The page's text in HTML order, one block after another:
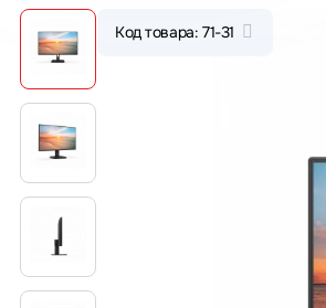
Код товара: 71-31